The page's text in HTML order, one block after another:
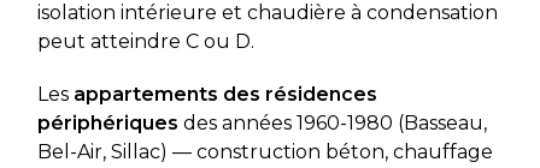
isolation intérieure et chaudière à condensation
peut atteindre C ou D.
Les appartements des résidences
périphériques des années 1960-1980 (Basseau,
Bel-Air, Sillac) — construction béton, chauffage